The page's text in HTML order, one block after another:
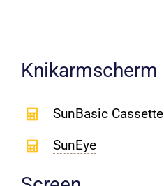
Knikarmscherm
SunBasic Cassette
SunEye